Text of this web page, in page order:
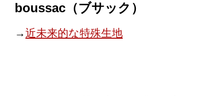
boussac（ブサック）
→近未来的な特殊生地